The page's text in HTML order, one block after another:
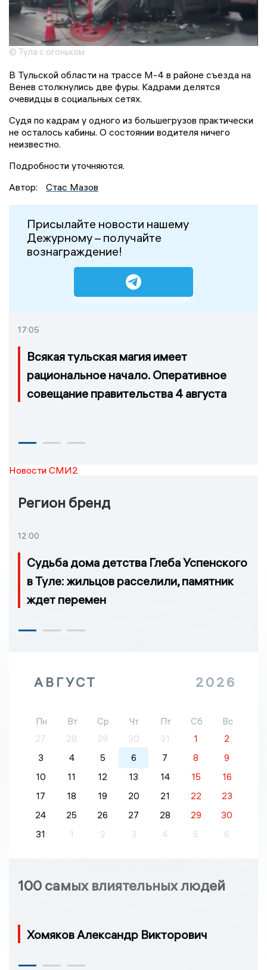
© Тула с огоньком
В Тульской области на трассе М-4 в районе съезда на
Венев столкнулись две фуры. Кадрами делятся
очевидцы в социальных сетях.
Судя по кадрам у одного из большегрузов практически
не осталось кабины. О состоянии водителя ничего
неизвестно.
Подробности уточняются.
Автор:
Стас Мазов
Присылайте новости нашему
Дежурному – получайте
вознаграждение!
17:05
Всякая тульская магия имеет
рациональное начало. Оперативное
совещание правительства 4 августа
Новости СМИ2
Регион бренд
12:00
Судьба дома детства Глеба Успенского
в Туле: жильцов расселили, памятник
ждет перемен
АВГУСТ 2026
Пн Вт Ср Чт Пт Сб
Вс
27
28 29 30 31 1
2
3
4 5 6 7 8
9
10
11 12 13 14 15
16
17
18 19 20 21 22
23
24
25 26 27 28 29
30
31
1 2 3 4 5 6
100 самых влиятельных людей
Хомяков Александр Викторович